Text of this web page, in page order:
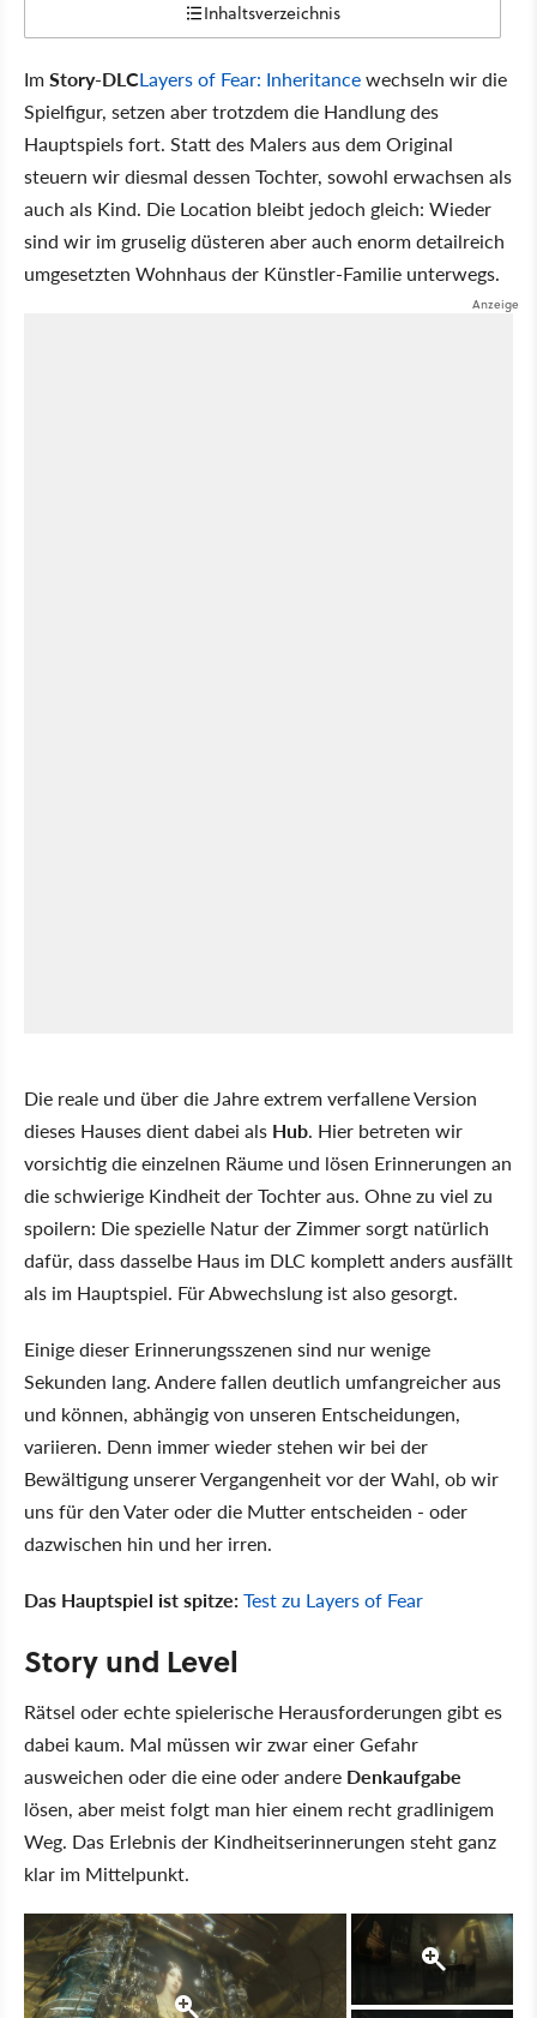
Inhaltsverzeichnis
ImStory-DLCLayers of Fear: Inheritancewechseln wir die
Spielfigur, setzen aber trotzdem die Handlung des
Hauptspiels fort. Statt des Malers aus dem Original
steuern wir diesmal dessen Tochter, sowohl erwachsen als
auch als Kind. Die Location bleibt jedoch gleich: Wieder
sind wir im gruselig düsteren aber auch enorm detailreich
umgesetzten Wohnhaus der Künstler-Familie unterwegs.
Die reale und über die Jahre extrem verfallene Version
dieses Hauses dient dabei als Hub. Hier betreten wir
vorsichtig die einzelnen Räume und lösen Erinnerungen an
die schwierige Kindheit der Tochter aus. Ohne zu viel zu
spoilern: Die spezielle Natur der Zimmer sorgt natürlich
dafür, dass dasselbe Haus im DLC komplett anders ausfällt
als im Hauptspiel. Für Abwechslung ist also gesorgt.
Einige dieser Erinnerungsszenen sind nur wenige
Sekunden lang. Andere fallen deutlich umfangreicher aus
und können, abhängig von unseren Entscheidungen,
variieren. Denn immer wieder stehen wir bei der
Bewältigung unserer Vergangenheit vor der Wahl, ob wir
uns für den Vater oder die Mutter entscheiden - oder
dazwischen hin und her irren.
Das Hauptspiel ist spitze:Test zu Layers of Fear
Story und Level
Rätsel oder echte spielerische Herausforderungen gibt es
dabei kaum. Mal müssen wir zwar einer Gefahr
ausweichen oder die eine oder andere Denkaufgabe
lösen, aber meist folgt man hier einem recht gradlinigem
Weg. Das Erlebnis der Kindheitserinnerungen steht ganz
klar im Mittelpunkt.